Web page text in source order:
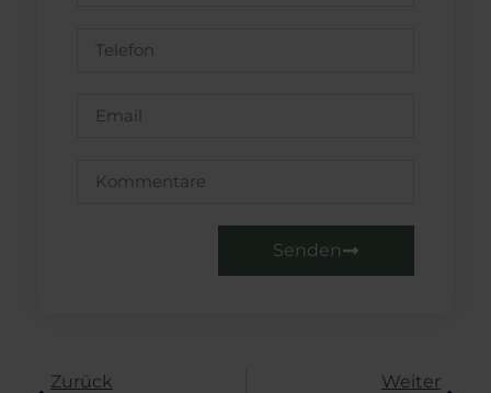
Senden
Zurück Weiter